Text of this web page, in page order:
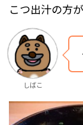
こつ出汁の方
しばこ